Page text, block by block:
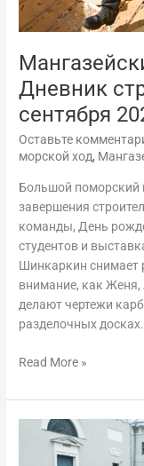
Дневник
сентября
Оставьте
морской ход,
Большой поморский
завершения
команды, День
студентов и
Шинкаркин снимает
внимание, как
делают чертежи
разделочных
года
Read More »
Школа
поморского